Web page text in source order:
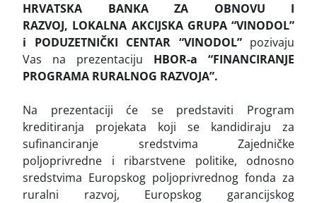
HRVATSKA BANKA ZA OBNOVU I
RAZVOJ, LOKALNA AKCIJSKA GRUPA “VINODOL”
i PODUZETNIČKI CENTAR “VINODOL”pozivaju
Vas na prezentaciju HBOR-a “FINANCIRANJE
PROGRAMA RURALNOG RAZVOJA”.
Na prezentaciji će se predstaviti Program
kreditiranja projekata koji se kandidiraju za
sufinanciranje sredstvima Zajedničke
poljoprivredne i ribarstvene politike, odnosno
sredstvima Europskog poljoprivrednog fonda za
ruralni razvoj, Europskog garancijskog